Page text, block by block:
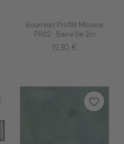
Bourrelet Profilé Mousse
PR02 - Barre De 2m
12,30 €
favorite_border